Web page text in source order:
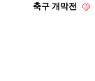
축구 개막전